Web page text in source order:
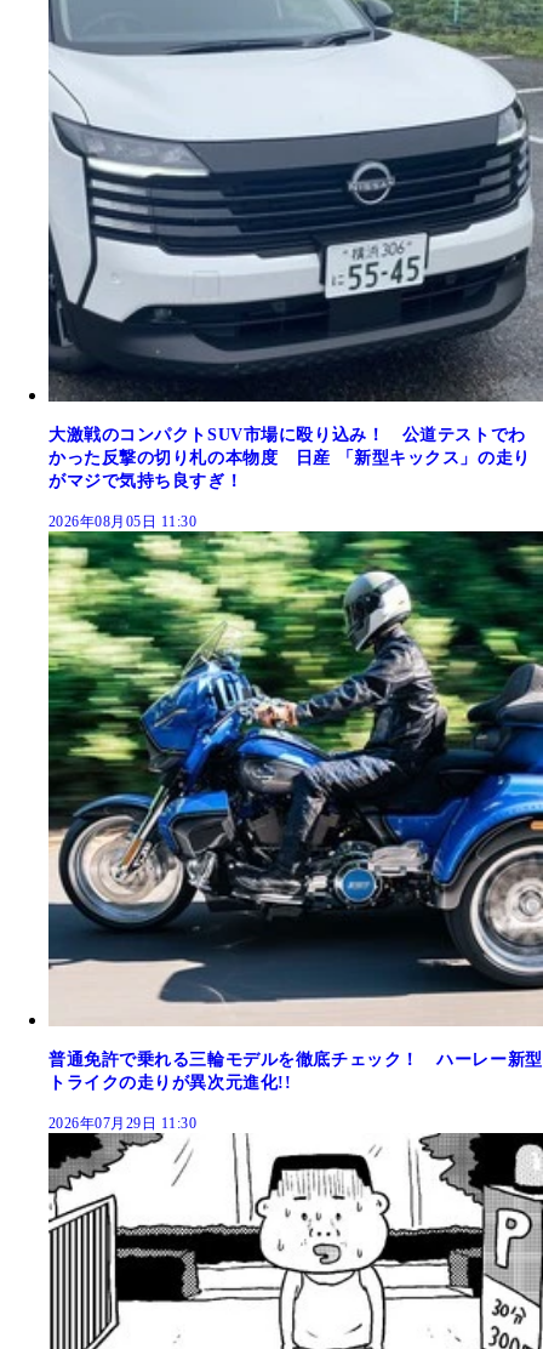
大激戦のコンパクトSUV市場に殴り込み！ 公道テストでわ
かった反撃の切り札の本物度 日産 「新型キックス」の走り
がマジで気持ち良すぎ！
2026年08月05日 11:30
普通免許で乗れる三輪モデルを徹底チェック！ ハーレー新型
トライクの走りが異次元進化!!
2026年07月29日 11:30